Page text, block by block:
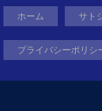
ホーム サト
プライバシーポリシ